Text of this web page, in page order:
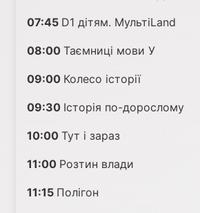
07:45 D1 дітям. МультіLand
08:00 Таємниці мови У
09:00 Колесо історії
09:30 Історія по-дорослому
10:00 Тут і зараз
11:00 Розтин влади
11:15 Полігон